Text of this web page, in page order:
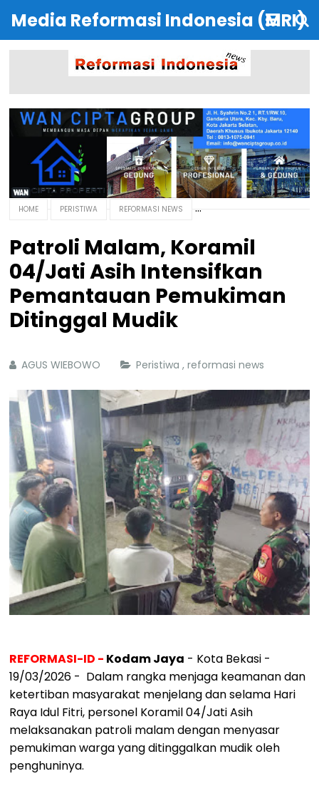
Media Reformasi Indonesia (MRI)
HOME PERISTIWA REFORMASI NEWS
Patroli Malam, Koramil
04/Jati Asih Intensifkan
Pemantauan Pemukiman
Ditinggal Mudik
AGUS WIEBOWO Peristiwa,reformasi news
REFORMASI-ID - Kodam Jaya - Kota Bekasi -
19/03/2026 - Dalam rangka menjaga keamanan dan
ketertiban masyarakat menjelang dan selama Hari
Raya Idul Fitri, personel Koramil 04/Jati Asih
melaksanakan patroli malam dengan menyasar
pemukiman warga yang ditinggalkan mudik oleh
penghuninya.